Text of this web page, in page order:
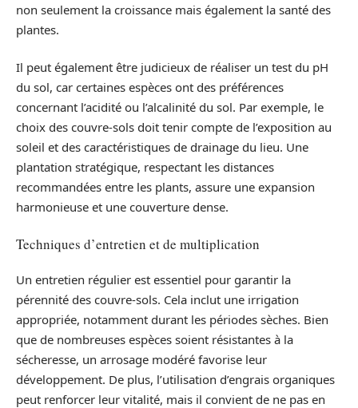
non seulement la croissance mais également la santé des
plantes.
Il peut également être judicieux de réaliser un test du pH
du sol, car certaines espèces ont des préférences
concernant l’acidité ou l’alcalinité du sol. Par exemple, le
choix des couvre-sols doit tenir compte de l’exposition au
soleil et des caractéristiques de drainage du lieu. Une
plantation stratégique, respectant les distances
recommandées entre les plants, assure une expansion
harmonieuse et une couverture dense.
Techniques d’entretien et de multiplication
Un entretien régulier est essentiel pour garantir la
pérennité des couvre-sols. Cela inclut une irrigation
appropriée, notamment durant les périodes sèches. Bien
que de nombreuses espèces soient résistantes à la
sécheresse, un arrosage modéré favorise leur
développement. De plus, l’utilisation d’engrais organiques
peut renforcer leur vitalité, mais il convient de ne pas en